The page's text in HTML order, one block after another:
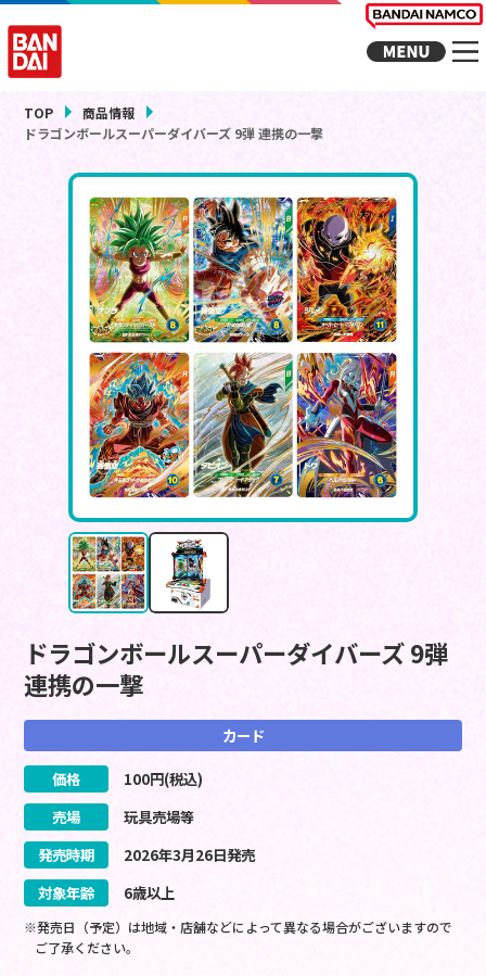
TOP
商品情報
ドラゴンボールスーパーダイバーズ 9弾 連携の一撃
ドラゴンボールスーパーダイバーズ 9弾
連携の一撃
カード
価格 100円(税込)
売場
玩具売場等
発売時期
2026年3月26日発売
対象年齢
6歳以上
※発売日（予定）は地域・店舗などによって異なる場合がございますので
ご了承ください。